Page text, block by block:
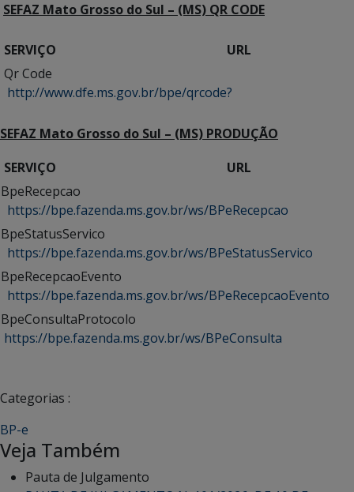
SEFAZ Mato Grosso do Sul – (MS) QR CODE
SERVIÇO URL
Qr Code
http://www.dfe.ms.gov.br/bpe/qrcode?
SEFAZ Mato Grosso do Sul – (MS) PRODUÇÃO
SERVIÇO URL
BpeRecepcao
https://bpe.fazenda.ms.gov.br/ws/BPeRecepcao
BpeStatusServico
https://bpe.fazenda.ms.gov.br/ws/BPeStatusServico
BpeRecepcaoEvento
https://bpe.fazenda.ms.gov.br/ws/BPeRecepcaoEvento
BpeConsultaProtocolo
https://bpe.fazenda.ms.gov.br/ws/BPeConsulta
Categorias :
BP-e
Veja Também
Pauta de Julgamento